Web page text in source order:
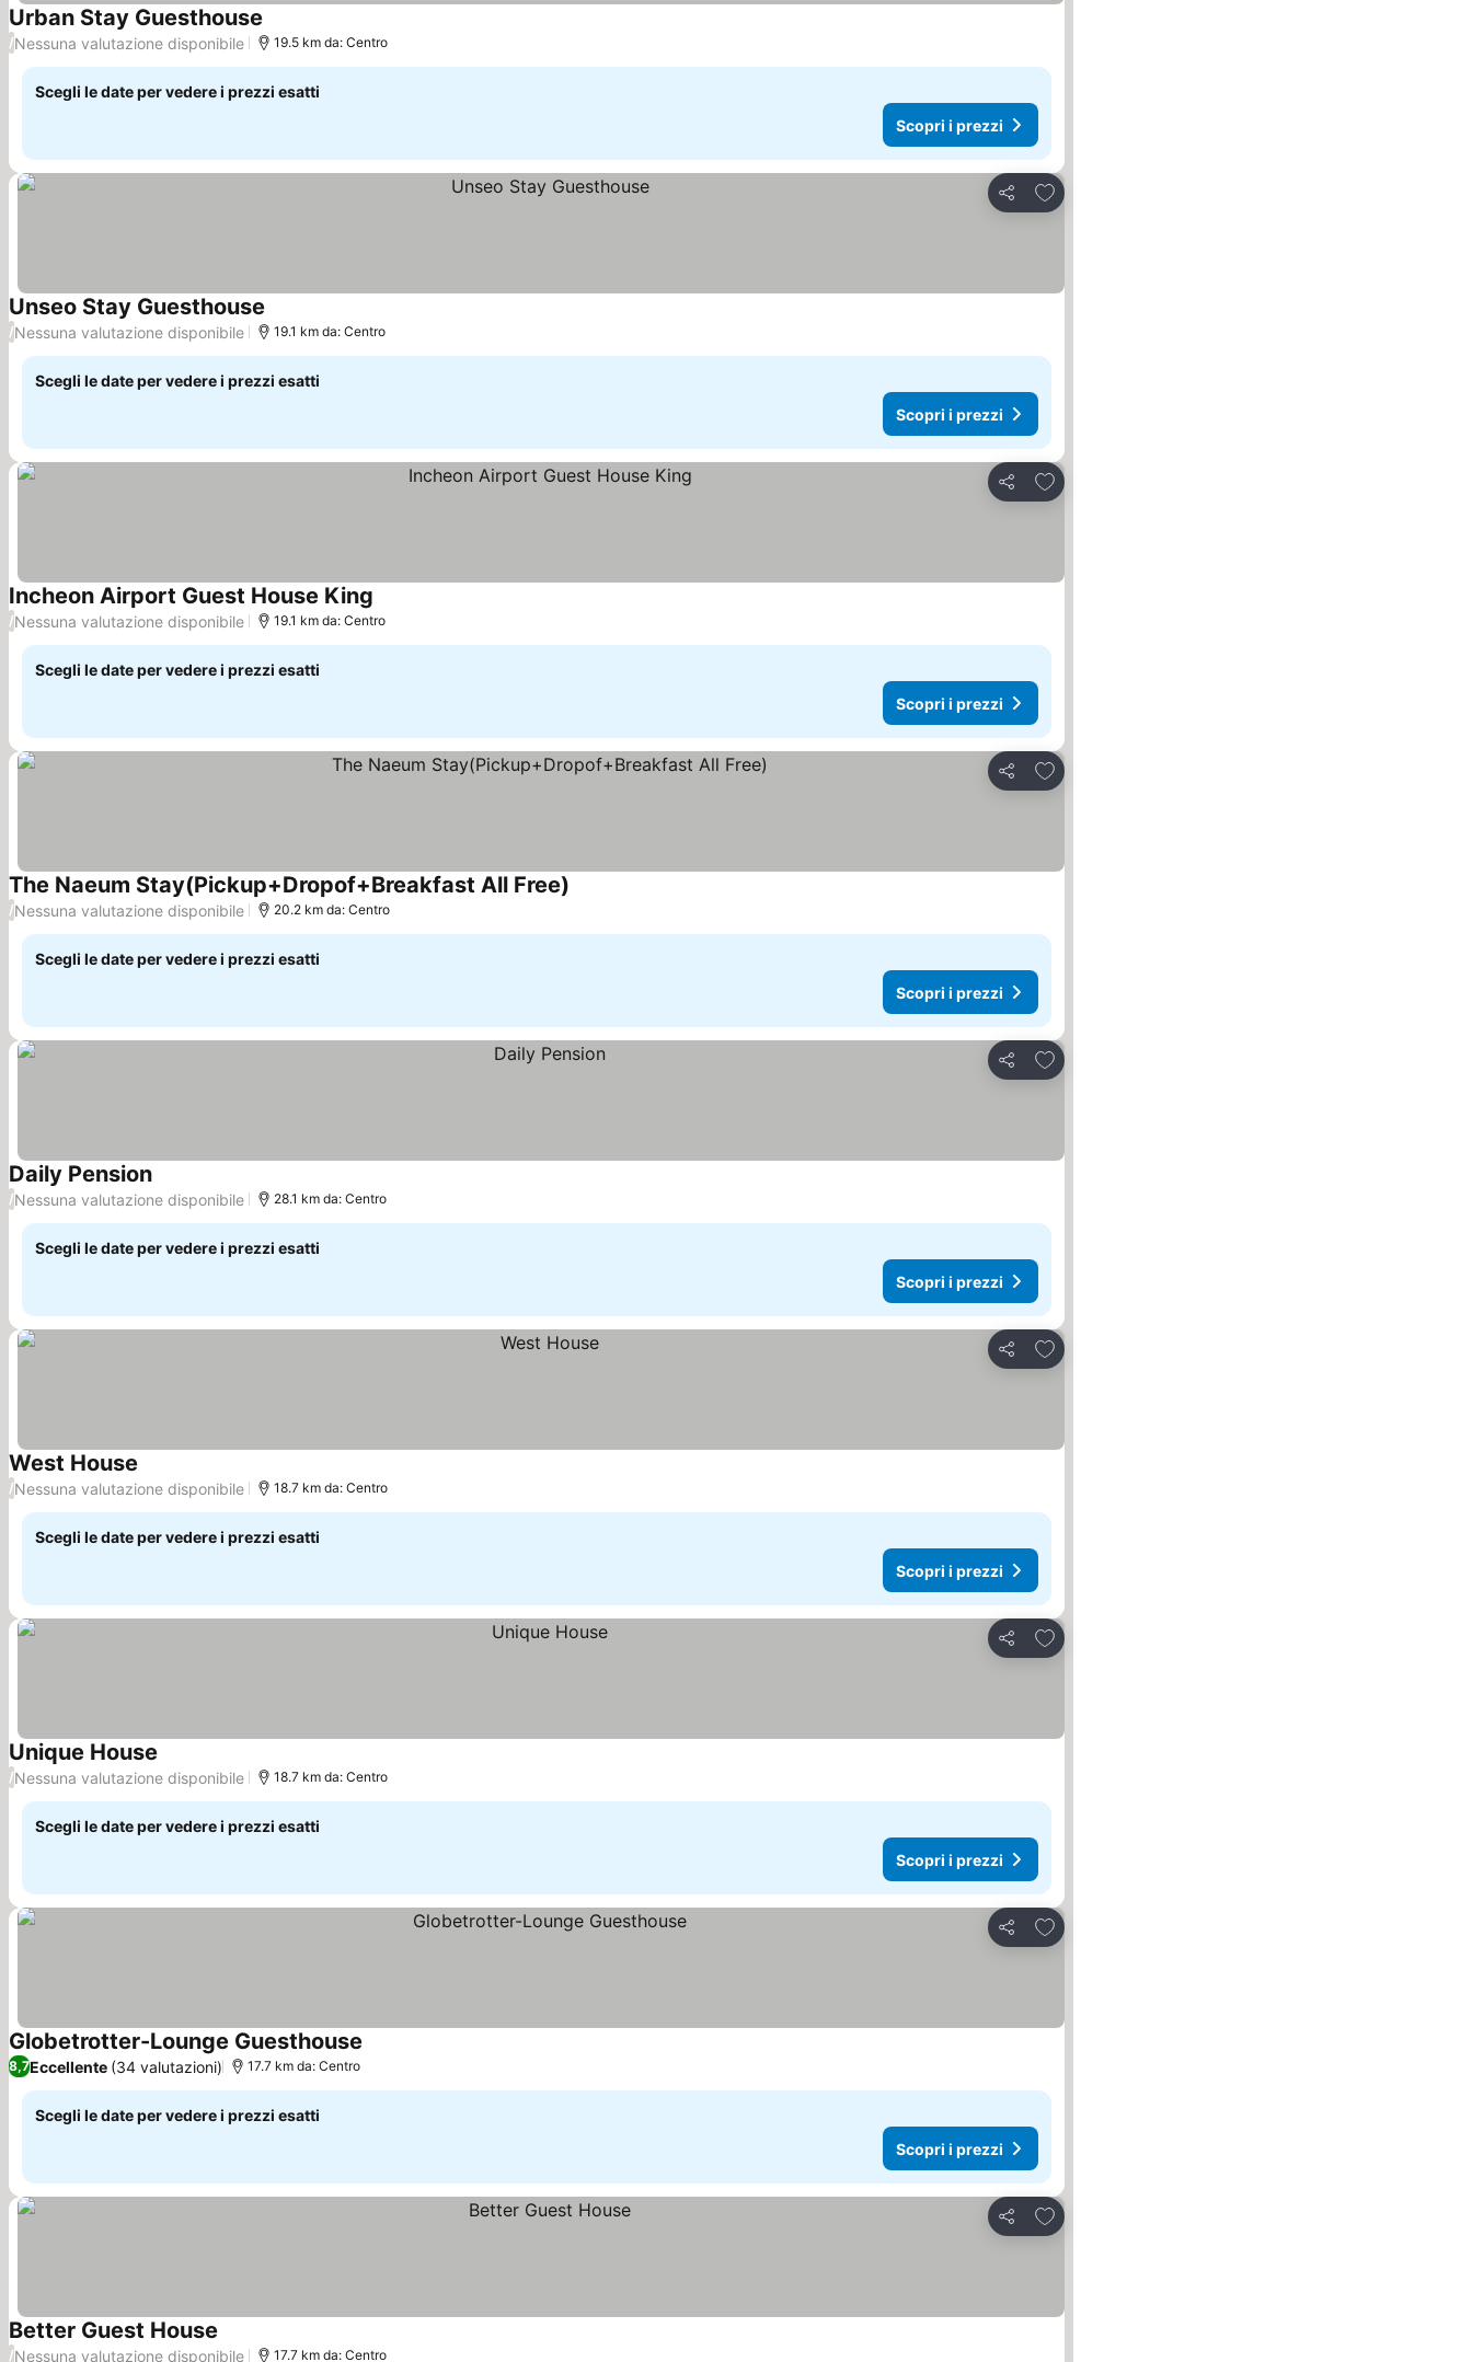
Urban Stay Guesthouse
/Nessuna valutazione disponibile 19.5 km da: Centro
Scegli le date per vedere i prezzi esatti
Scopri i prezzi
Condividi
Aggiungi ai preferiti
Unseo Stay Guesthouse
/Nessuna valutazione disponibile 19.1 km da: Centro
Scegli le date per vedere i prezzi esatti
Scopri i prezzi
Condividi
Aggiungi ai preferiti
Incheon Airport Guest House King
/Nessuna valutazione disponibile 19.1 km da: Centro
Scegli le date per vedere i prezzi esatti
Scopri i prezzi
Condividi
Aggiungi ai preferiti
The Naeum Stay(Pickup+Dropof+Breakfast All Free)
/Nessuna valutazione disponibile 20.2 km da: Centro
Scegli le date per vedere i prezzi esatti
Scopri i prezzi
Condividi
Aggiungi ai preferiti
Daily Pension
/Nessuna valutazione disponibile 28.1 km da: Centro
Scegli le date per vedere i prezzi esatti
Scopri i prezzi
Condividi
Aggiungi ai preferiti
West House
/Nessuna valutazione disponibile 18.7 km da: Centro
Scegli le date per vedere i prezzi esatti
Scopri i prezzi
Condividi
Aggiungi ai preferiti
Unique House
/Nessuna valutazione disponibile 18.7 km da: Centro
Scegli le date per vedere i prezzi esatti
Scopri i prezzi
Condividi
Aggiungi ai preferiti
Globetrotter-Lounge Guesthouse
8,7Eccellente (34 valutazioni) 17.7 km da: Centro
Scegli le date per vedere i prezzi esatti
Scopri i prezzi
Condividi
Aggiungi ai preferiti
Better Guest House
/Nessuna valutazione disponibile 17.7 km da: Centro